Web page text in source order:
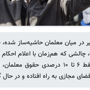
در میان معلمان حاشیه‌ساز
چالشی که هم‌زمان با اعلام
پرورش و افزایش فقط ۶ تا ۱۰
مجازی به راه افتاده و در